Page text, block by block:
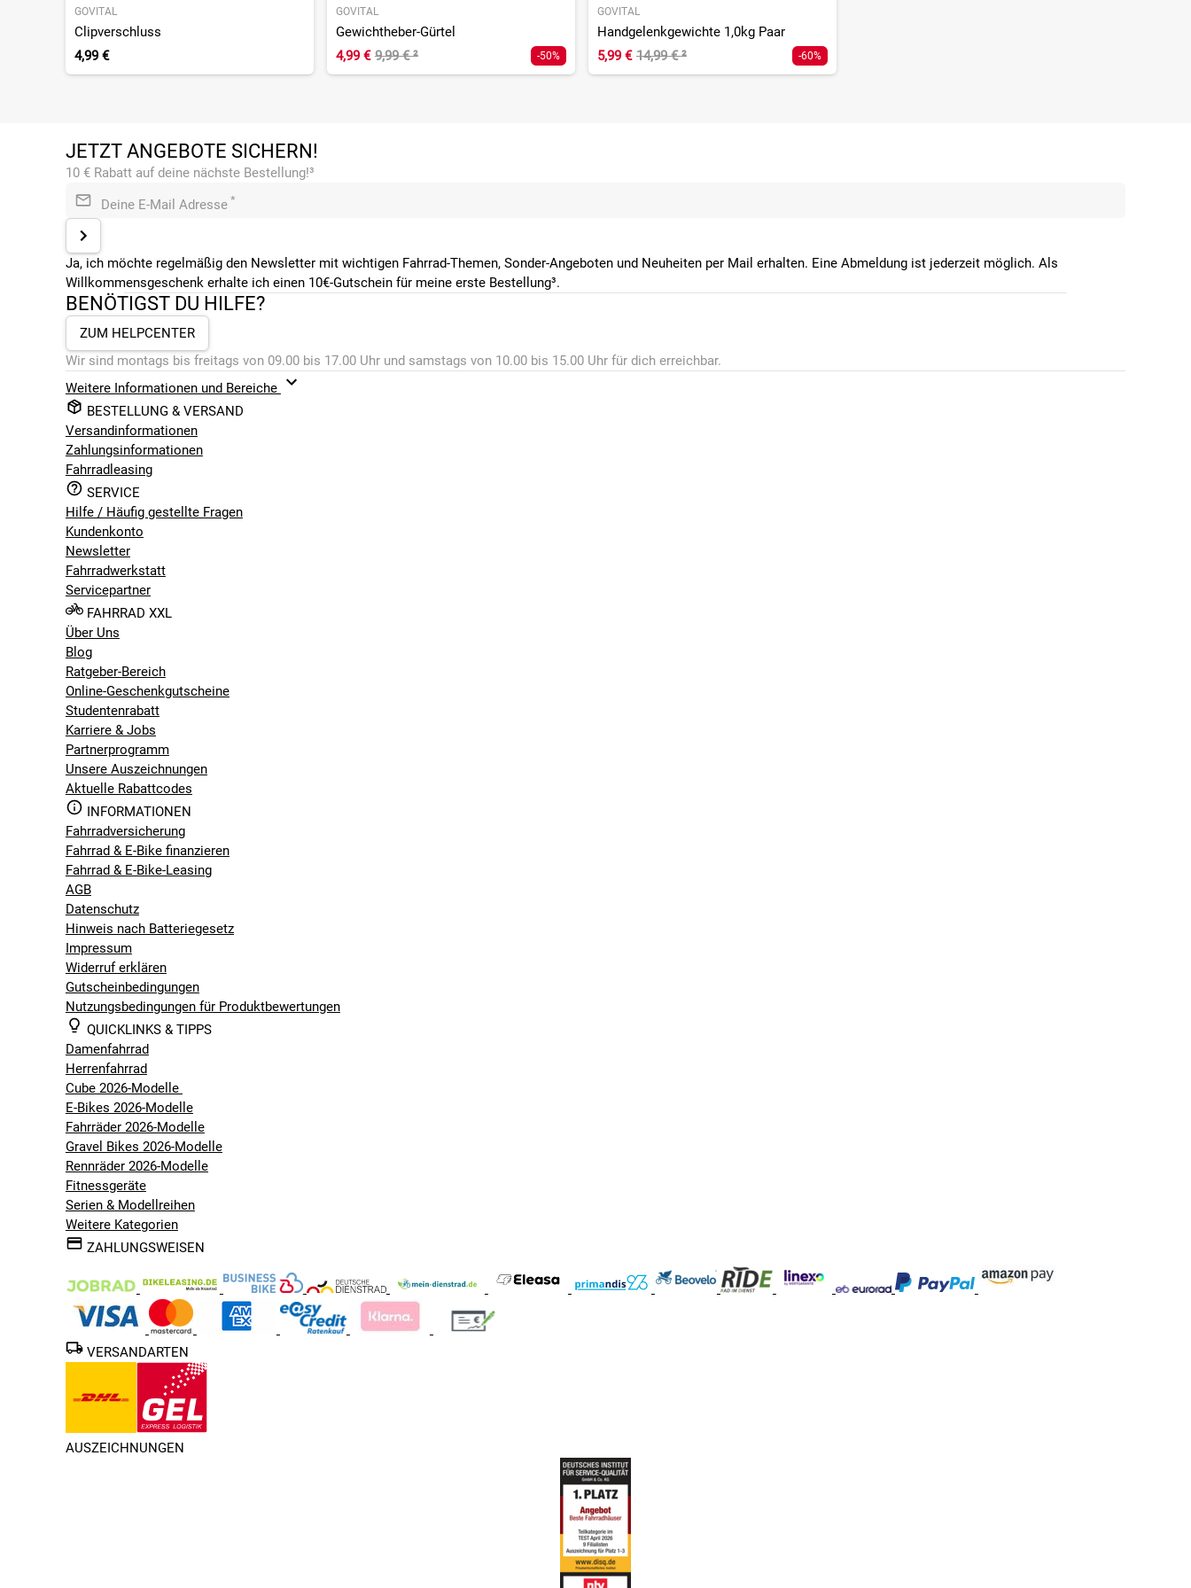
GOVITAL
Clipverschluss
4,99 €
GOVITAL
Gewichtheber-Gürtel
4,99 € 9,99 €² -50%
GOVITAL
Handgelenkgewichte 1,0kg Paar
5,99 € 14,99 €² -60%
JETZT ANGEBOTE SICHERN!
10 € Rabatt auf deine nächste Bestellung!³
Deine E-Mail Adresse *
Ja, ich möchte regelmäßig den Newsletter mit wichtigen Fahrrad-Themen, Sonder-Angeboten und Neuheiten per Mail erhalten. Eine Abmeldung ist jederzeit möglich. Als
Willkommensgeschenk erhalte ich einen 10€-Gutschein für meine erste Bestellung³.
BENÖTIGST DU HILFE?
ZUM HELPCENTER
Wir sind montags bis freitags von 09.00 bis 17.00 Uhr und samstags von 10.00 bis 15.00 Uhr für dich erreichbar.
Weitere Informationen und Bereiche
BESTELLUNG & VERSAND
Versandinformationen
Zahlungsinformationen
Fahrradleasing
SERVICE
Hilfe / Häufig gestellte Fragen
Kundenkonto
Newsletter
Fahrradwerkstatt
Servicepartner
FAHRRAD XXL
Über Uns
Blog
Ratgeber-Bereich
Online-Geschenkgutscheine
Studentenrabatt
Karriere & Jobs
Partnerprogramm
Unsere Auszeichnungen
Aktuelle Rabattcodes
INFORMATIONEN
Fahrradversicherung
Fahrrad & E-Bike finanzieren
Fahrrad & E-Bike-Leasing
AGB
Datenschutz
Hinweis nach Batteriegesetz
Impressum
Widerruf erklären
Gutscheinbedingungen
Nutzungsbedingungen für Produktbewertungen
QUICKLINKS & TIPPS
Damenfahrrad
Herrenfahrrad
Cube 2026-Modelle
E-Bikes 2026-Modelle
Fahrräder 2026-Modelle
Gravel Bikes 2026-Modelle
Rennräder 2026-Modelle
Fitnessgeräte
Serien & Modellreihen
Weitere Kategorien
ZAHLUNGSWEISEN
VERSANDARTEN
AUSZEICHNUNGEN